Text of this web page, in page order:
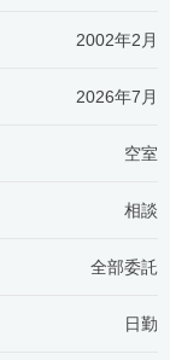
2002年2月
2026年7月
空室
相談
全部委託
日勤